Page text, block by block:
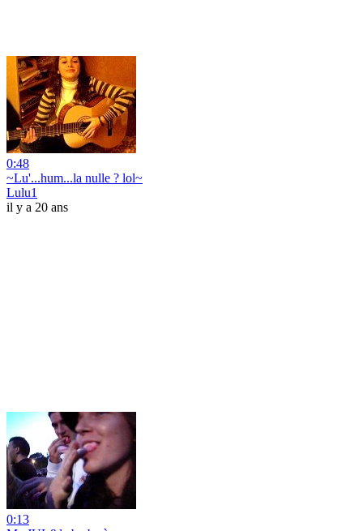
0:48
~Lu'...hum...la nulle ? lol~
Lulu1
il y a 20 ans
0:13